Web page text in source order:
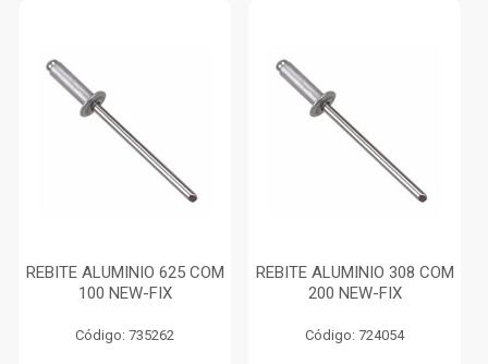
REBITE ALUMINIO 625 COM
100 NEW-FIX
Código: 735262
REBITE ALUMINIO 308 COM
200 NEW-FIX
Código: 724054